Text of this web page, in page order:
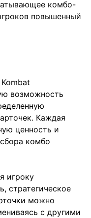
комбо-
повышенный
возможность
Каждая
ценность и
комбо
игроку
стратегическое
можно
с другими